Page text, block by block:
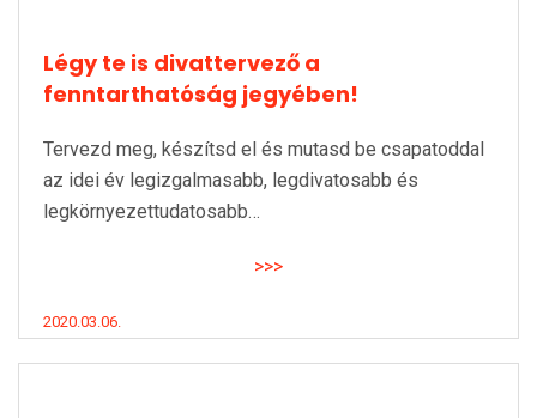
Légy te is divattervező a
fenntarthatóság jegyében!
Tervezd meg, készítsd el és mutasd be csapatoddal
az idei év legizgalmasabb, legdivatosabb és
legkörnyezettudatosabb…
>>>
2020.03.06.